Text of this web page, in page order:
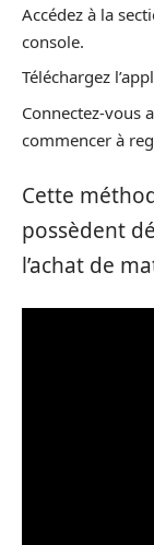
Accédez à la
console.
Téléchargez
Connectez-vous
commencer à
Cette
possèdent
l’achat de